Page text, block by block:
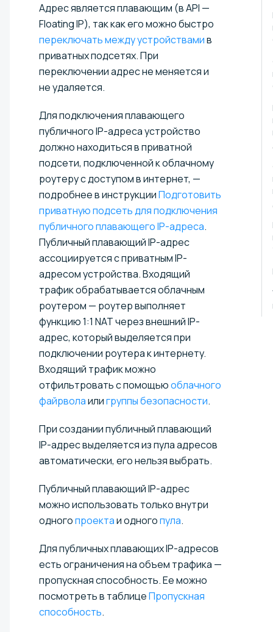
Адрес является плавающим (в API —
Floating IP), так как его можно быстро
переключать между устройствамив
приватных подсетях. При
переключении адрес не меняется и
не удаляется.
Для подключения плавающего
публичного IP-адреса устройство
должно находиться в приватной
подсети, подключенной к облачному
роутеру с доступом в интернет, —
подробнее в инструкцииПодготовить
приватную подсеть для подключения
публичного плавающего IP-адреса⁠.
Публичный плавающий IP-адрес
ассоциируется с приватным IP-
адресом устройства. Входящий
трафик обрабатывается облачным
роутером — роутер выполняет
функцию 1:1 NAT через внешний IP-
адрес, который выделяется при
подключении роутера к интернету.
Входящий трафик можно
отфильтровать с помощьюоблачного
файрволаилигруппы безопасности.
При создании публичный плавающий
IP-адрес выделяется из пула адресов
автоматически, его нельзя выбрать.
Публичный плавающий IP-адрес
можно использовать только внутри
одногопроектаи одногопула.
Для публичных плавающих IP-адресов
есть ограничения на объем трафика —
пропускная способность. Ее можно
посмотреть в таблицеПропускная
способность.